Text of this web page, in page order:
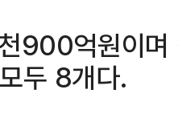
900억원이며
두 8개다.